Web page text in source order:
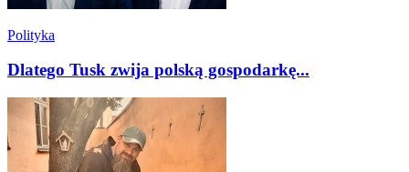
Polityka
Dlatego Tusk zwija polską gospodarkę...